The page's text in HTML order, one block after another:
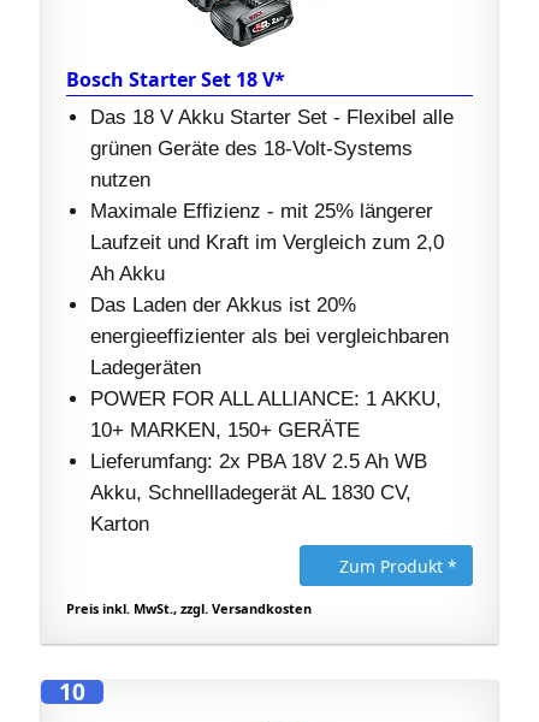
Bosch Starter Set 18 V*
Das 18 V Akku Starter Set - Flexibel alle
grünen Geräte des 18-Volt-Systems
nutzen
Maximale Effizienz - mit 25% längerer
Laufzeit und Kraft im Vergleich zum 2,0
Ah Akku
Das Laden der Akkus ist 20%
energieeffizienter als bei vergleichbaren
Ladegeräten
POWER FOR ALL ALLIANCE: 1 AKKU, ​
10+ MARKEN, ​150+ GERÄTE
Lieferumfang: 2x PBA 18V 2.5 Ah WB
Akku, Schnellladegerät AL 1830 CV,
Karton
Zum Produkt *
Preis inkl. MwSt., zzgl. Versandkosten
10